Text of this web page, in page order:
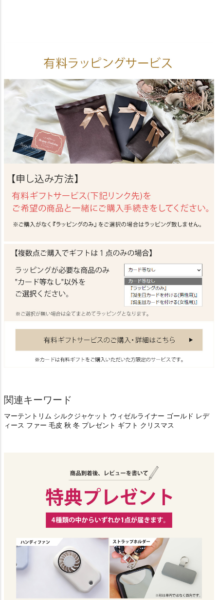
関連キーワード
マーテントリム シルクジャケット ウィゼルライナー ゴールド レデ
ィース ファー 毛皮 秋 冬 プレゼント ギフト クリスマス